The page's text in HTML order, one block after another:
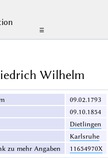
☰
Wilhelm
09.02.1793
09.10.1854
Dietlingen
Karlsruhe
zu mehr Angaben
11654970X